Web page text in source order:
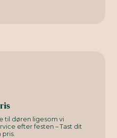
til døren ligesom vi
efter festen – Tast dit